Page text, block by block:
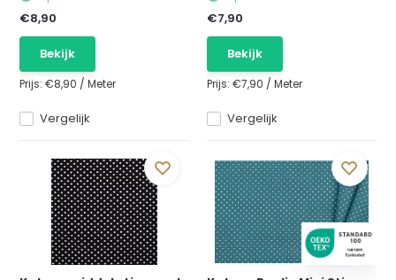
Vergelijk
€8,90
Bekijk
Prijs:€8,90 /Meter
Vergelijk
€7,90
Bekijk
Prijs: €7,90 / Meter